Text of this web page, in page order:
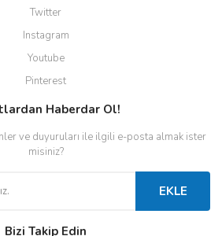
Twitter
Instagram
Youtube
Pinterest
Haberdar Ol!
ve duyuruları ile ilgili e-posta almak ister
misiniz?
EKLE
Bizi Takip Edin